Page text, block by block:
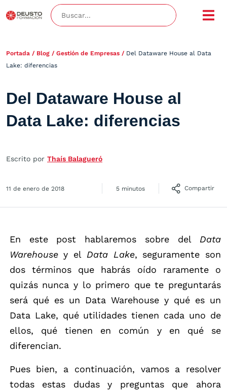
Portada / Blog / Gestión de Empresas / Del Dataware House al Data
Lake: diferencias
Del Dataware House al
Data Lake: diferencias
Escrito por Thaís Balagueró
11 de enero de 2018 5 minutos Compartir
En este post hablaremos sobre del Data
Warehousey el Data Lake, seguramente son
dos términos que habrás oído raramente o
quizás nunca y lo primero que te preguntarás
será qué es un Data Warehouse y qué es un
Data Lake, qué utilidades tienen cada uno de
ellos, qué tienen en común y en qué se
diferencian.
Pues bien, a continuación, vamos a resolver
todas estas dudas y preguntas que ahora